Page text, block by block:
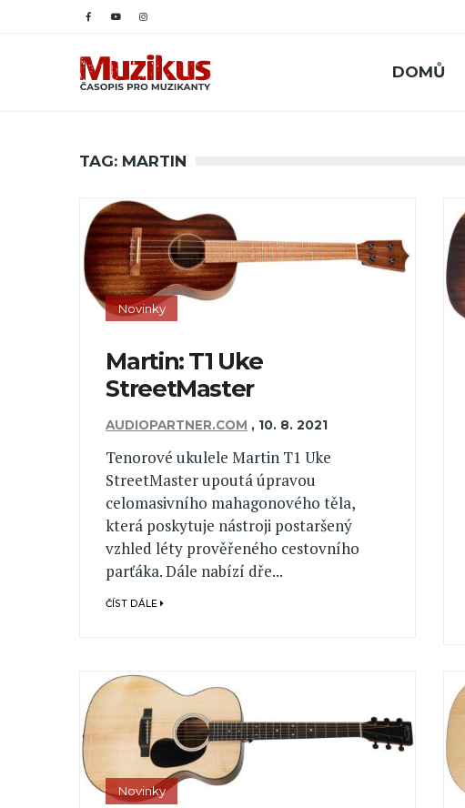
DOMŮ
TAG: MARTIN
Novinky
Martin: T1 Uke
StreetMaster
AUDIOPARTNER.COM , 10. 8. 2021
Tenorové ukulele Martin T1 Uke
StreetMaster upoutá úpravou
celomasivního mahagonového těla,
která poskytuje nástroji postaršený
vzhled léty prověřeného cestovního
parťáka. Dále nabízí dře...
ČÍST DÁLE
Novinky